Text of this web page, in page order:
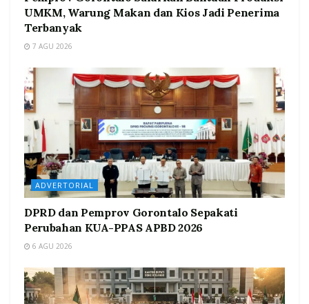
UMKM, Warung Makan dan Kios Jadi Penerima
Terbanyak
7 AGU 2026
ADVERTORIAL
DPRD dan Pemprov Gorontalo Sepakati
Perubahan KUA-PPAS APBD 2026
6 AGU 2026